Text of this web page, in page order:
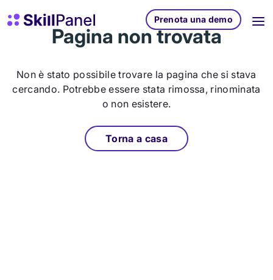
SkillPanel homepage
Prenota una demo
Pagina non trovata
Non è stato possibile trovare la pagina che si stava
cercando. Potrebbe essere stata rimossa, rinominata
o non esistere.
Torna a casa